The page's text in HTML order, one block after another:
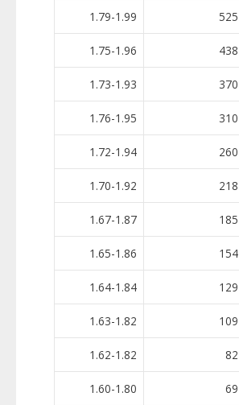
525
1.79-1.99
438
1.75-1.96
370
1.73-1.93
310
1.76-1.95
260
1.72-1.94
218
1.70-1.92
185
1.67-1.87
154
1.65-1.86
129
1.64-1.84
109
1.63-1.82
82
1.62-1.82
69
1.60-1.80